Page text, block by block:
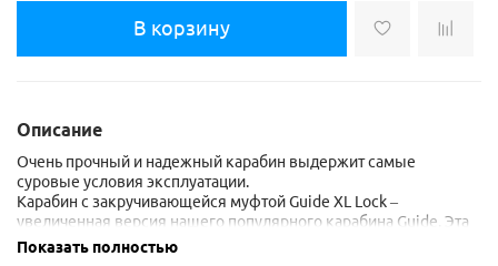
В корзину
Описание
Очень прочный и надежный карабин выдержит самые
суровые условия эксплуатации.
Карабин с закручивающейся муфтой Guide XL Lock –
увеличенная версия нашего популярного карабина Guide. Эта
модель отличается уникальной формой, которая обеспечивает
Показать полностью